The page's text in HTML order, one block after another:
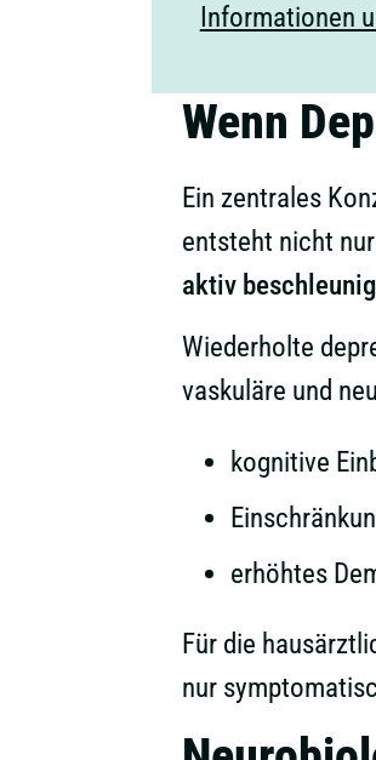
Informationen
Wenn
Ein zentrales
entsteht nicht
aktiv
Wiederholte
vaskuläre und
kognitive
erhöhtes
Für die
nur